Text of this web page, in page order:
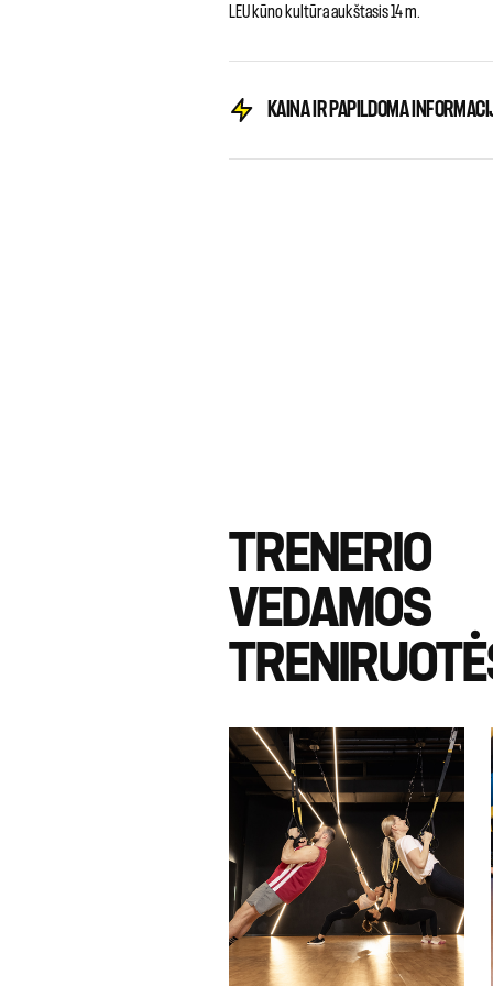
LEU kūno kultūra aukštasis 14 m.
KAINA IR PAPILDOMA
TRENERIO
VEDAMOS